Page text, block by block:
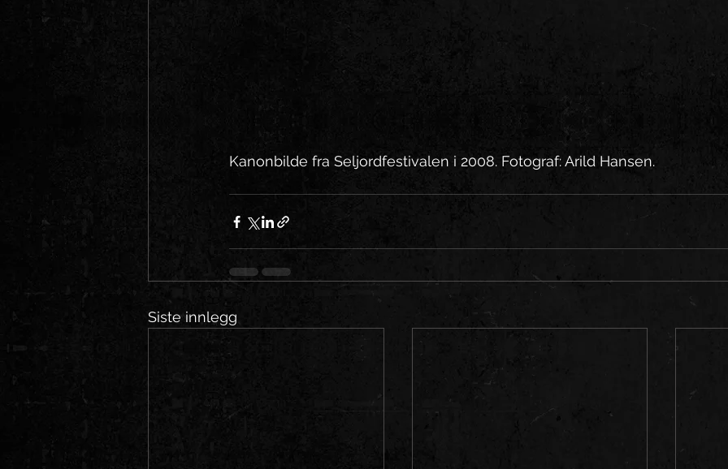
Kanonbilde fra Seljordfestivalen i 2008. Fotograf: Arild Hansen.
Siste innlegg